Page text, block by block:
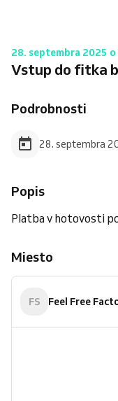
28. septembra 2025
Vstup do fitka
Podrobnosti
28. septembra
Popis
Platba v hotovosti
Miesto
FS Feel Free